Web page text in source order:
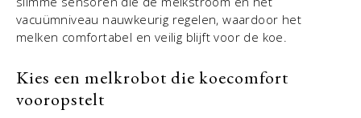
vacuümniveau nauwkeurig regelen, waardoor het
melken comfortabel en veilig blijft voor de koe.
Kies een melkrobot die koecomfort
vooropstelt